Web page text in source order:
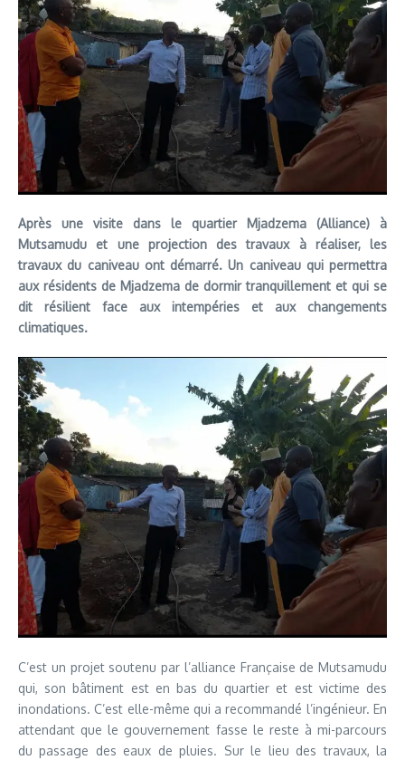
Après une visite dans le quartier Mjadzema (Alliance) à
Mutsamudu et une projection des travaux à réaliser, les
travaux du caniveau ont démarré. Un caniveau qui permettra
aux résidents de Mjadzema de dormir tranquillement et qui se
dit résilient face aux intempéries et aux changements
climatiques.
C’est un projet soutenu par l’alliance Française de Mutsamudu
qui, son bâtiment est en bas du quartier et est victime des
inondations. C’est elle-même qui a recommandé l’ingénieur. En
attendant que le gouvernement fasse le reste à mi-parcours
du passage des eaux de pluies. Sur le lieu des travaux, la